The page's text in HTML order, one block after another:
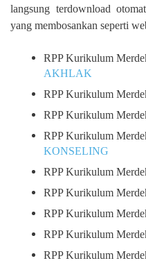
langsung terdownload
yang membosankan seperti
RPP Kurikulum
AKHLAK
RPP Kurikulum
RPP Kurikulum
RPP Kurikulum
KONSELING
RPP Kurikulum
RPP Kurikulum
RPP Kurikulum
RPP Kurikulum
RPP Kurikulum